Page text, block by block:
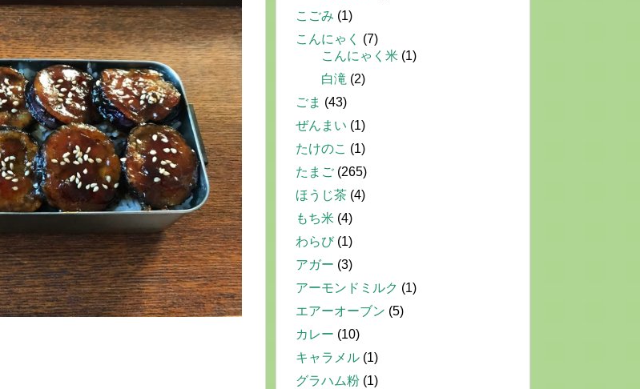
こごみ (1)
こんにゃく
(7)
こんにゃく米 (1)
白滝 (2)
ごま (43)
ぜんまい (1)
たけのこ (1)
たまご (265)
ほうじ茶 (4)
もち米 (4)
わらび(1)
アガー (3)
アーモンドミルク (1)
エアーオーブン (5)
カレー (10)
キャラメル (1)
グラハム粉 (1)